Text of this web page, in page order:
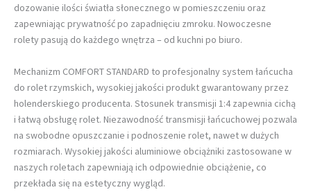
dozowanie ilości światła słonecznego w pomieszczeniu oraz
zapewniając prywatność po zapadnięciu zmroku. Nowoczesne
rolety pasują do każdego wnętrza – od kuchni po biuro.
Mechanizm COMFORT STANDARD to profesjonalny system łańcucha
do rolet rzymskich, wysokiej jakości produkt gwarantowany przez
holenderskiego producenta. Stosunek transmisji 1:4 zapewnia cichą
i łatwą obsługę rolet. Niezawodność transmisji łańcuchowej pozwala
na swobodne opuszczanie i podnoszenie rolet, nawet w dużych
rozmiarach. Wysokiej jakości aluminiowe obciążniki zastosowane w
naszych roletach zapewniają ich odpowiednie obciążenie, co
przekłada się na estetyczny wygląd.